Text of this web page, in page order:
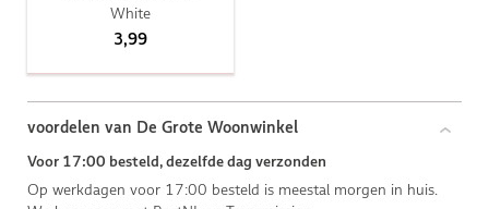
White
3,99
voordelen van De Grote Woonwinkel
Voor 17:00 besteld, dezelfde dag verzonden
Op werkdagen voor 17:00 besteld is meestal morgen in huis.